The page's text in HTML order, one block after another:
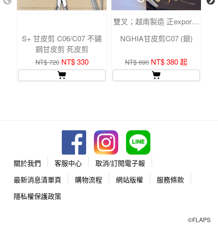
S+ 甘皮剪 C06/C07 不鏽
鋼甘皮剪 死皮剪
NT$ 720NT$ 330
雙叉；越南製造 正export。
NGHIA甘皮剪C07 (銀)
NT$ 690 NT$ 380 起
關於我們 客服中心
取消/訂閱電子報
最新消息清單頁
購物流程 網站版權
服務條款
隱私權保護政策
©FLAPS